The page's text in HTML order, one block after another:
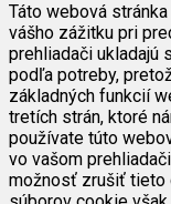
Táto webová
vášho zážitku pri
prehliadači ukladajú
podľa potreby,
základných funkcií
tretích strán, ktoré
používate túto
vo vašom
možnosť zrušiť tieto